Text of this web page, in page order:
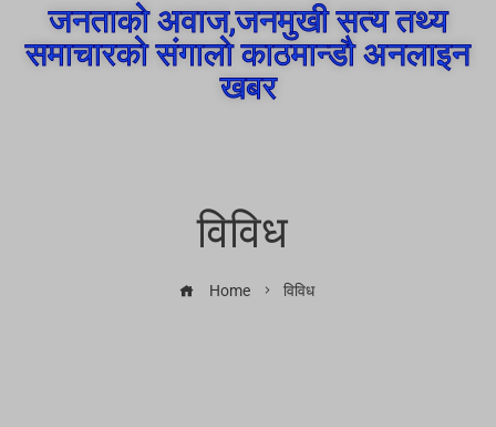
जनताको अवाज,जनमुखी सत्य तथ्य
समाचारको संगालो काठमान्डौ अनलाइन
खबर
विविध
Home विविध